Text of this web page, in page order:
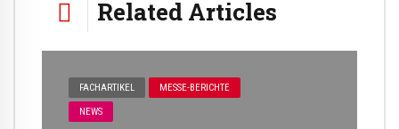
Related Articles
FACHARTIKEL MESSE-BERICHTE
NEWS